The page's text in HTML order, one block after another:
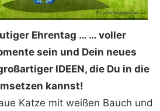
Ehrentag … … voller
sein und Dein neues
IDEEN, die Du in die
kannst!
Katze mit weißen Bauch und